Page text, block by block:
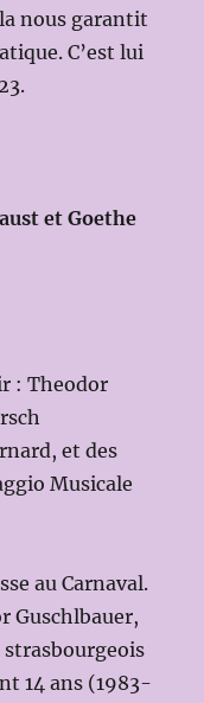
nous garantit
C’est lui
et Goethe
: Theodor
et des
Musicale
au Carnaval.
Guschlbauer,
14 ans (1983-